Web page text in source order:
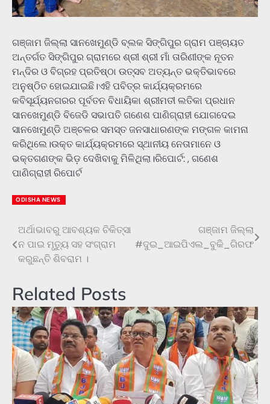
ଗଞ୍ଜାମ ଜିଲ୍ଲା ସାନଖେମୁଣ୍ଡି ବ୍ଲକ ସିଙ୍ଗିପୁର ଗ୍ରାମ ପଞ୍ଚାୟତ
ଅନ୍ତର୍ଗତ ସିଙ୍ଗିପୁର ଗ୍ରାମରେ ଶ୍ରୀ ଶ୍ରୀ ମାଁ ତାରିଣୀଙ୍କ ନୂତନ
ମନ୍ଦିର ଓ ବିଗ୍ରହ ପ୍ରତିଷ୍ଠା ଉତ୍ସବ ଅତ୍ୟନ୍ତ ଭକ୍ତିଭାବରେ
ଅନୁଷ୍ଠିତ ହୋଇଯାଇଛି।ଏହି ପବିତ୍ର କାର୍ଯ୍ୟକ୍ରମରେ
କବିସୂର୍ଯ୍ୟନଗରର ପୂର୍ବତନ ବିଧାୟିକା ଶ୍ରୀମତୀ ଲତିକା ପ୍ରଧାନ
ସାନଖେମୁଣ୍ଡି ବିଜେଡି ସଭାପତି ଗଣେଶ ପାଣିଗ୍ରାହୀ ଯୋଗଦେଇ
ସାନଖେମୁଣ୍ଡି ଅଞ୍ଚଳର ସମସ୍ତ ଜନସାଧାରଣଙ୍କ ମଙ୍ଗଳ କାମନା
କରିଥିଲେ।ଉକ୍ତ କାର୍ଯ୍ୟକ୍ରମରେ ସ୍ଥାନୀୟ ନେତାମାନେ ଓ
ଭକ୍ତଗଣଙ୍କ ଭିଡ଼ ଦେଖିବାକୁ ମିଳିଥିଲା।ରିପୋର୍ଟ: , ଗଣେଶ
ପାଣିଗ୍ରାହୀ ରିପୋର୍ଟ
ODISHA NEWS
Post
navigation
ଅର୍ଥାଭାବରୁ ଆବଶ୍ୟକ ଚିକିତ୍ସା
ନ ପାଇ ମୃତ୍ୟୁ ସହ ସଂଗ୍ରାମ
କରୁଛନ୍ତି ଶିବରାମ ।
ଗଞ୍ଜାମ ଜିଲ୍ଲା
#ଦୁଇ_ଆଇପିଏଲ_ବୁକି_ଗିରଫ
Related Posts